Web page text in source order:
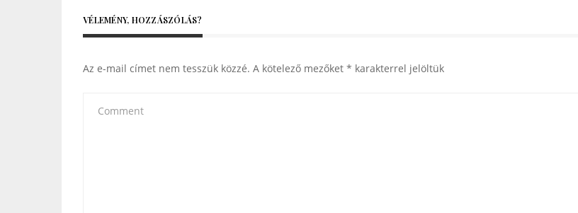
VÉLEMÉNY, HOZZÁSZÓLÁS?
Az e-mail címet nem tesszük közzé. A kötelező mezőket * karakterrel jelöltük